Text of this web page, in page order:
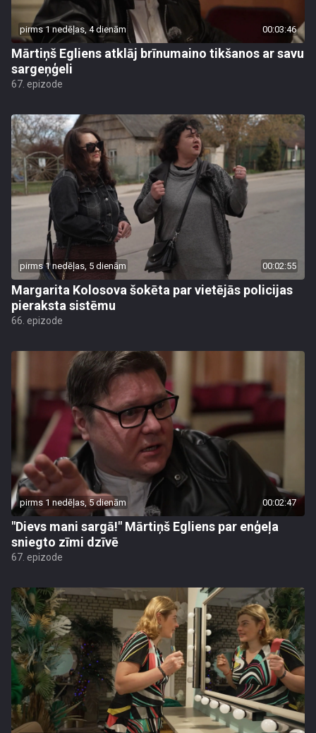
pirms 1 nedēļas, 4 dienām 00:03:46
Mārtiņš Egliens atklāj brīnumaino tikšanos ar savu
sargeņģeli
67. epizode
pirms 1 nedēļas, 5 dienām 00:02:55
Margarita Kolosova šokēta par vietējās policijas
pieraksta sistēmu
66. epizode
pirms 1 nedēļas, 5 dienām 00:02:47
"Dievs mani sargā!" Mārtiņš Egliens par enģeļa
sniegto zīmi dzīvē
67. epizode